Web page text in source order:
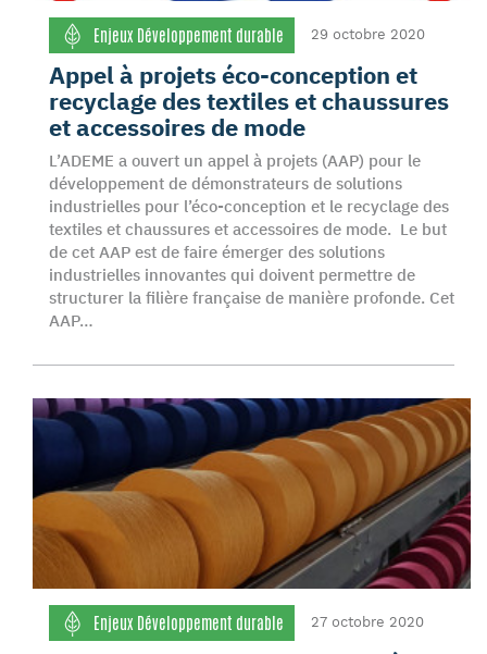
Enjeux Développement durable 29 octobre 2020
Appel à projets éco-conception et
recyclage des textiles et chaussures
et accessoires de mode
L’ADEME a ouvert un appel à projets (AAP) pour le
développement de démonstrateurs de solutions
industrielles pour l’éco-conception et le recyclage des
textiles et chaussures et accessoires de mode. Le but
de cet AAP est de faire émerger des solutions
industrielles innovantes qui doivent permettre de
structurer la filière française de manière profonde. Cet
AAP…
Enjeux Développement durable 27 octobre 2020